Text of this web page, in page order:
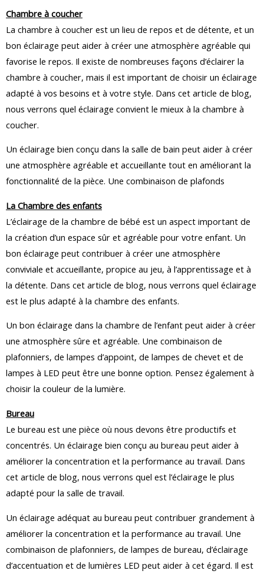
Chambre à coucher
La chambre à coucher est un lieu de repos et de détente, et un
bon éclairage peut aider à créer une atmosphère agréable qui
favorise le repos. Il existe de nombreuses façons d’éclairer la
chambre à coucher, mais il est important de choisir un éclairage
adapté à vos besoins et à votre style. Dans cet article de blog,
nous verrons quel éclairage convient le mieux à la chambre à
coucher.
Un éclairage bien conçu dans la salle de bain peut aider à créer
une atmosphère agréable et accueillante tout en améliorant la
fonctionnalité de la pièce. Une combinaison de plafonds
La Chambre des enfants
L’éclairage de la chambre de bébé est un aspect important de
la création d’un espace sûr et agréable pour votre enfant. Un
bon éclairage peut contribuer à créer une atmosphère
conviviale et accueillante, propice au jeu, à l’apprentissage et à
la détente. Dans cet article de blog, nous verrons quel éclairage
est le plus adapté à la chambre des enfants.
Un bon éclairage dans la chambre de l’enfant peut aider à créer
une atmosphère sûre et agréable. Une combinaison de
plafonniers, de lampes d’appoint, de lampes de chevet et de
lampes à LED peut être une bonne option. Pensez également à
choisir la couleur de la lumière.
Bureau
Le bureau est une pièce où nous devons être productifs et
concentrés. Un éclairage bien conçu au bureau peut aider à
améliorer la concentration et la performance au travail. Dans
cet article de blog, nous verrons quel est l’éclairage le plus
adapté pour la salle de travail.
Un éclairage adéquat au bureau peut contribuer grandement à
améliorer la concentration et la performance au travail. Une
combinaison de plafonniers, de lampes de bureau, d’éclairage
d’accentuation et de lumières LED peut aider à cet égard. Il est